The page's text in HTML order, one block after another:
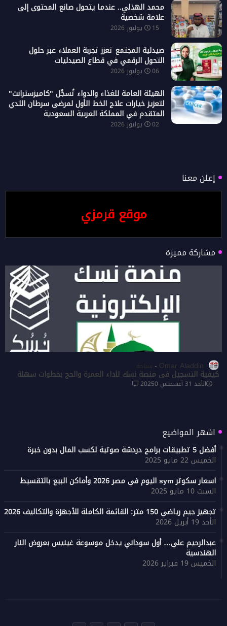
محمد الهذلي.. عندما يتحول صانع المحتوى إلى
علامة شخصية
15 يوليوز 2026
صيدلية المجتمع تعزز تجربة العملاء عبر حلول
التحول الرقمي في قطاع الصيدليات
06 يوليوز 2026
الهيئة العامة للغذاء والدواء تُسجِّل "كاميزسترانت"
لتعزيز خيارات علاج الخط الأول لمرضى سرطان الثدي
المتقدم في المملكة العربية السعودية
02 يوليوز 2026
إعلن معنا
موقع قرمزي
مشاركة مميزة
Omar Aladdin سياحة
كيفية التسجيل في منصة نسك لأداء العمرة والحج بخطوات سهلة
الأحد 31 أغسطس 2025 0
اشهر المواضيع
أفضل 5 تطبيقات برامج دردشة صوتية لكسب المال بدون خبرة
الخميس 22 مايو 2025
اسعار سكوتر sym اليوم في مصر 2026 وأماكن البيع بالتقسيط
السبت 10 مايو 2025
تجهيز جيم رياضي 150 متر: القائمة الكاملة للأجهزة والتكاليف 2026
الأحد 19 أبريل 2026
عبدالرحيم علي… أول سوداني يدخل موسوعة غينيس بعروض النار
الهندسية
الخميس 19 فبراير 2026